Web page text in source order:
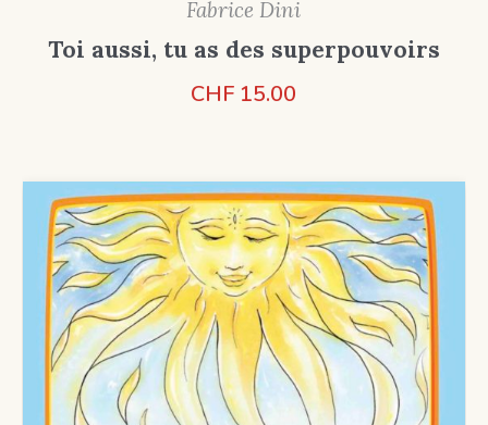
Fabrice Dini
Toi aussi, tu as des superpouvoirs
CHF 15.00